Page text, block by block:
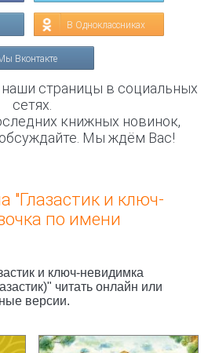
В Одноклассниках
Вконтакте
страницы в социальных
сетях.
книжных новинок,
Мы ждём Вас!
"Глазастик и ключ-
по имени
и ключ-невидимка
читать онлайн или
версии.